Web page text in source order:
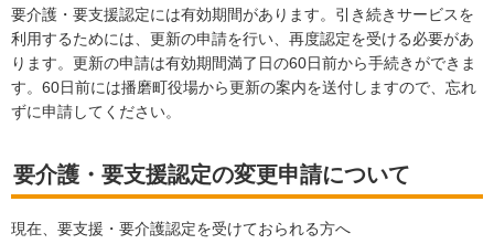
要介護・要支援認定には有効期間があります。引き続きサービスを
利用するためには、更新の申請を行い、再度認定を受ける必要があ
ります。更新の申請は有効期間満了日の60日前から手続きができま
す。60日前には播磨町役場から更新の案内を送付しますので、忘れ
ずに申請してください。
要介護・要支援認定の変更申請について
現在、要支援・要介護認定を受けておられる方へ